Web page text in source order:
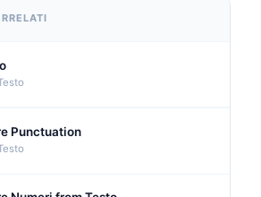
Punctuation